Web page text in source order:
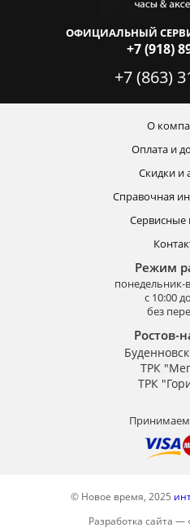
ОФИЦИАЛЬНЫЙ
+7 (918)
+7 (863)
О
Оплата и
Скидки и
Справочная
Сервисные
Режим
понедельник-
с 10:00
без
Ростов-
ТРК
ТРК
Принимаем
© Новое время, 2025
Разработка сайта —